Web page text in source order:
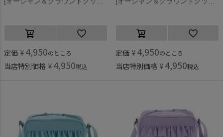
定価 ¥ 4,950のところ
当店特別価格 ¥ 4,950税込
定価 ¥ 4,950のところ
当店特別価格 ¥ 4,950税込